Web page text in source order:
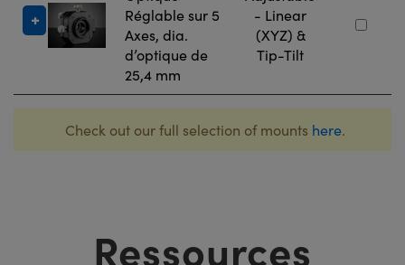
Réglable sur 5
Axes, dia.
d’optique de
25,4 mm
- Linear
(XYZ) &
Tip-Tilt
Check out our full selection of mounts here.
Ressources